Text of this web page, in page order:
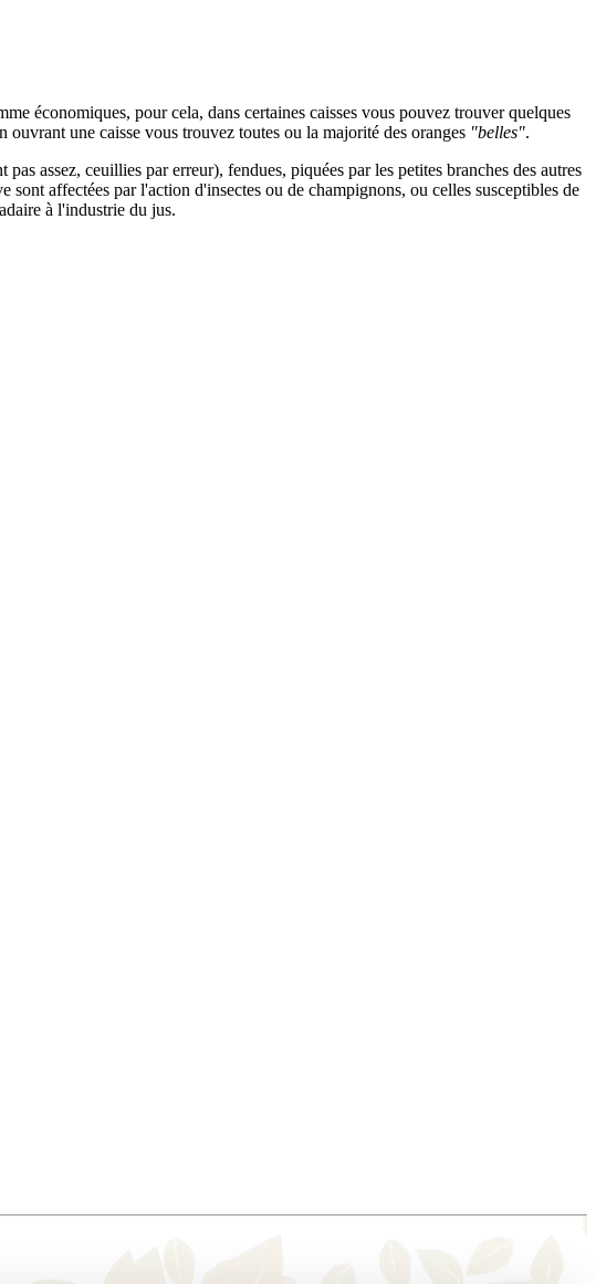
économiques, pour cela, dans certaines caisses vous pouvez trouver quelques
une caisse vous trouvez toutes ou la majorité des oranges "belles".
assez, ceuillies par erreur), fendues, piquées par les petites branches des autres
affectées par l'action d'insectes ou de champignons, ou celles susceptibles de
à l'industrie du jus.